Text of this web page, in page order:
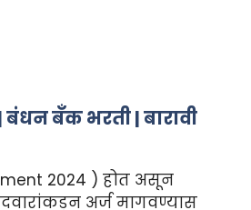
बँक भरती | बारावी
2024 ) होत असून
अर्ज मागवण्यास